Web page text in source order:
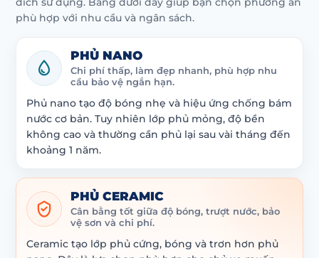
phù hợp với nhu cầu và ngân sách.
PHỦ NANO
Chi phí thấp, làm đẹp nhanh, phù hợp nhu
cầu bảo vệ ngắn hạn.
Phủ nano tạo độ bóng nhẹ và hiệu ứng chống bám
nước cơ bản. Tuy nhiên lớp phủ mỏng, độ bền
không cao và thường cần phủ lại sau vài tháng đến
khoảng 1 năm.
PHỦ CERAMIC
Cân bằng tốt giữa độ bóng, trượt nước, bảo
vệ sơn và chi phí.
Ceramic tạo lớp phủ cứng, bóng và trơn hơn phủ